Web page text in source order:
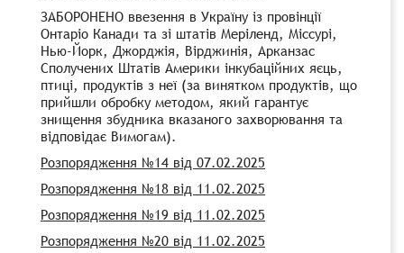
ЗАБОРОНЕНО ввезення в Україну із провінції
Онтаріо Канади та зі штатів Меріленд, Міссурі,
Нью-Йорк, Джорджія, Вірджинія, Арканзас
Сполучених Штатів Америки інкубаційних яєць,
птиці, продуктів з неї (за винятком продуктів, що
прийшли обробку методом, який гарантує
знищення збудника вказаного захворювання та
відповідає Вимогам).
Розпорядження №14 від 07.02.2025
Розпорядження №18 від 11.02.2025
Розпорядження №19 від 11.02.2025
Розпорядження №20 від 11.02.2025